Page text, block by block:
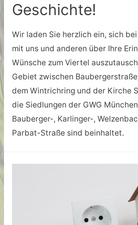
Geschichte!
Wir laden Sie herzlich ein, sich
mit uns und anderen über Ihre
Wünsche zum Viertel
Gebiet zwischen
dem Wintrichring und der Kirche
die Siedlungen der GWG
Bauberger-, Karlinger-,
Parbat-Straße sind beinhaltet.